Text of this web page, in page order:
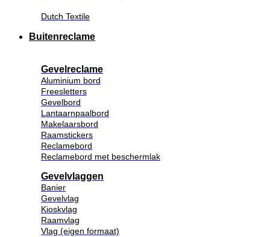
Dutch Textile
Buitenreclame
Gevelreclame
Aluminium bord
Freesletters
Gevelbord
Lantaarnpaalbord
Makelaarsbord
Raamstickers
Reclamebord
Reclamebord met beschermlak
Gevelvlaggen
Banier
Gevelvlag
Kioskvlag
Raamvlag
Vlag (eigen formaat)